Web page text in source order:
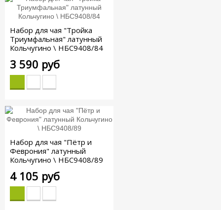
Набор для чая "Тройка
Триумфальная" латунный
Кольчугино \ НБС9408/84
3 590 руб
Набор для чая "Пётр и
Феврония" латунный
Кольчугино \ НБС9408/89
4 105 руб